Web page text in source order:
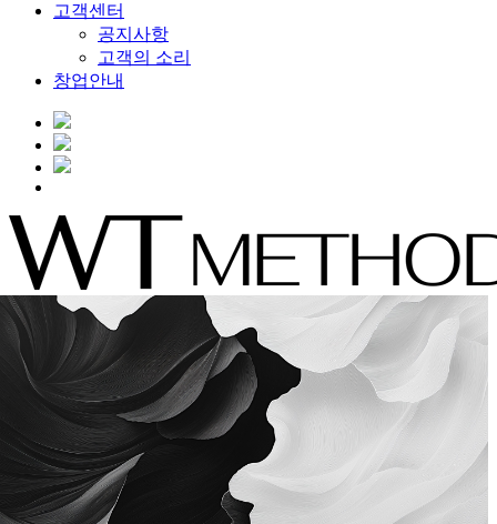
고객센터
공지사항
고객의 소리
창업안내
Press enter to begin your search
Search
Close
Search